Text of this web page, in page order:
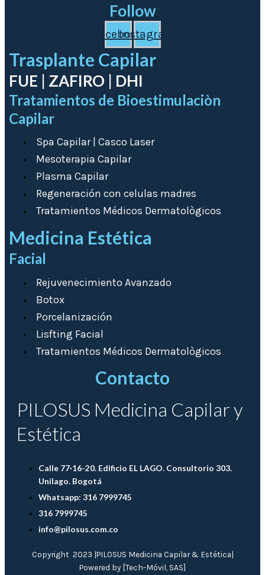
Follow
Facebook
Instagram
Trasplante Capilar
FUE | ZAFIRO | DHI
Tratamientos de Bioestimulaciòn
Capilar
Spa Capilar | Casco Laser
Mesoterapia Capilar
Plasma Capilar
Regeneración con celulas madres
Tratamientos Médicos Dermatològicos
Medicina Estética
Facial
Rejuvenecimiento Avanzado
Botox
Porcelanización
Lisfting Facial
Tratamientos Médicos Dermatològicos
Contacto
PILOSUS Medicina Capilar y
Estética
Calle 77·16-20. Edificio EL LAGO. Consultorio 303.
Unilago. Bogotá
Whatsapp: 316 7999745
316 7999745
info@pilosus.com.co
Copyright 2023 |PILOSUS Medicina Capilar & Estética|
Powered by [Tech-Móvil, SAS]